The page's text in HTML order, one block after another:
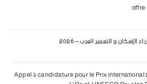
و التعمير العرب – 2026
Appel à candidature pour le Prix